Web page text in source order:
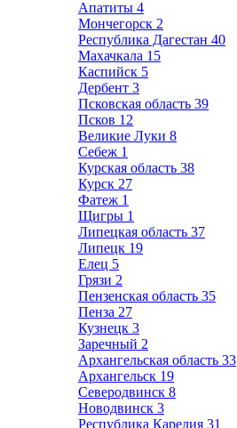
Апатиты 4
Мончегорск 2
Республика Дагестан 40
Махачкала 15
Каспийск 5
Дербент 3
Псковская область 39
Псков 12
Великие Луки 8
Себеж 1
Курская область 38
Курск 27
Фатеж 1
Щигры 1
Липецкая область 37
Липецк 19
Елец 5
Грязи 2
Пензенская область 35
Пенза 27
Кузнецк 3
Заречный 2
Архангельская область 33
Архангельск 19
Северодвинск 8
Новодвинск 3
Республика Карелия 31